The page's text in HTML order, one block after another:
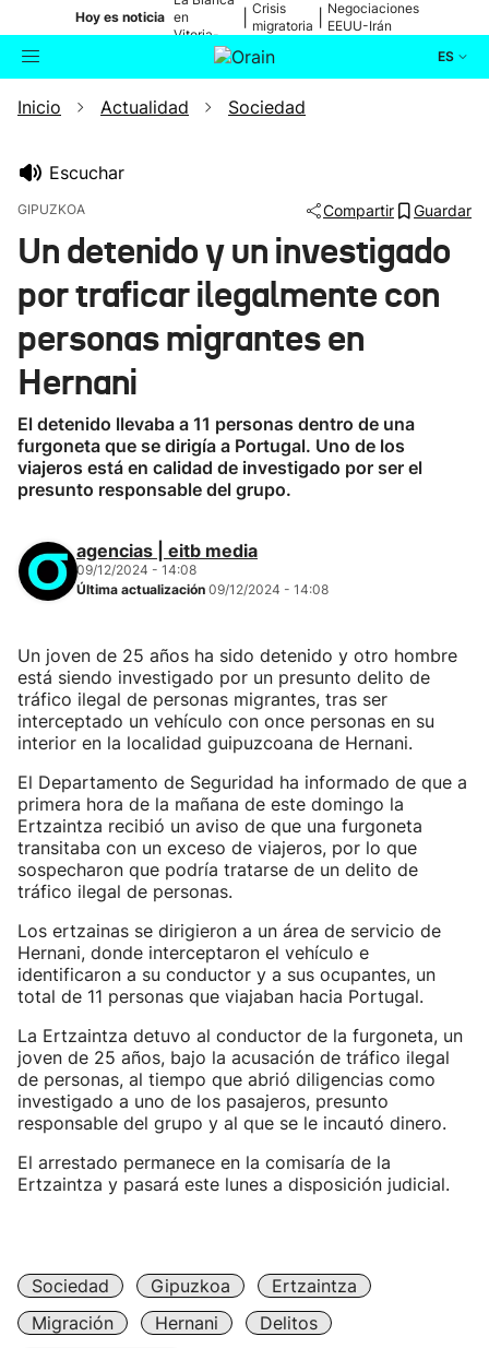
Hoy es noticia en
Vitoria-
Gasteiz
Crisis
migratoria
Negociaciones
EEUU-Irán
ES
Buscador Actualidad
Ikusmiran
Eguraldia
Inicio Actualidad Sociedad
Escuchar
GIPUZKOA Compartir Guardar
Un detenido y un investigado
por traficar ilegalmente con
personas migrantes en
Hernani
El detenido llevaba a 11 personas dentro de una
furgoneta que se dirigía a Portugal. Uno de los
viajeros está en calidad de investigado por ser el
presunto responsable del grupo.
agencias | eitb media
09/12/2024 - 14:08
Última actualización 09/12/2024 - 14:08
Un joven de 25 años ha sido detenido y otro hombre
está siendo investigado por un presunto delito de
tráfico ilegal de personas migrantes, tras ser
interceptado un vehículo con once personas en su
interior en la localidad guipuzcoana de Hernani.
El Departamento de Seguridad ha informado de que a
primera hora de la mañana de este domingo la
Ertzaintza recibió un aviso de que una furgoneta
transitaba con un exceso de viajeros, por lo que
sospecharon que podría tratarse de un delito de
tráfico ilegal de personas.
Los ertzainas se dirigieron a un área de servicio de
Hernani, donde interceptaron el vehículo e
identificaron a su conductor y a sus ocupantes, un
total de 11 personas que viajaban hacia Portugal.
La Ertzaintza detuvo al conductor de la furgoneta, un
joven de 25 años, bajo la acusación de tráfico ilegal
de personas, al tiempo que abrió diligencias como
investigado a uno de los pasajeros, presunto
responsable del grupo y al que se le incautó dinero.
El arrestado permanece en la comisaría de la
Ertzaintza y pasará este lunes a disposición judicial.
Sociedad Gipuzkoa
Ertzaintza
Migración
Hernani
Delitos